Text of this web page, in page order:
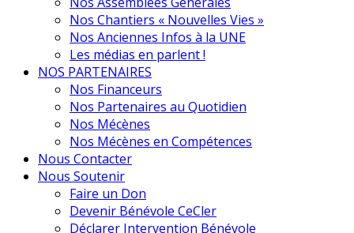
Nos Chantiers « Nouvelles Vies »
Nos Anciennes Infos à la UNE
Les médias en parlent !
NOS PARTENAIRES
Nos Financeurs
Nos Partenaires au Quotidien
Nos Mécènes
Nos Mécènes en Compétences
Nous Contacter
Nous Soutenir
Faire un Don
Devenir Bénévole CeCler
Déclarer Intervention Bénévole